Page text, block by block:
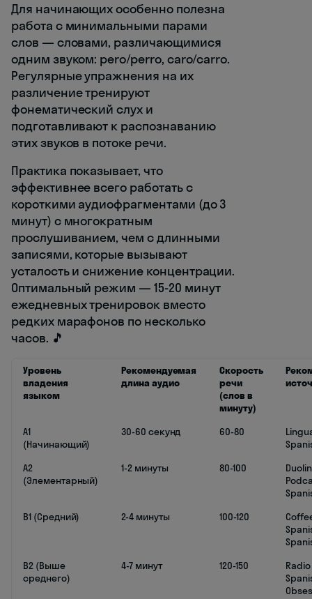
Для начинающих особенно полезна
работа с минимальными парами
слов — словами, различающимися
одним звуком: pero/perro, caro/carro.
Регулярные упражнения на их
различение тренируют
фонематический слух и
подготавливают к распознаванию
этих звуков в потоке речи.
Практика показывает, что
эффективнее всего работать с
короткими аудиофрагментами (до 3
минут) с многократным
прослушиванием, чем с длинными
записями, которые вызывают
усталость и снижение концентрации.
Оптимальный режим — 15-20 минут
ежедневных тренировок вместо
редких марафонов по несколько
часов. 🎵
Уровень
владения
языком
Рекомендуемая
длина аудио
Скорость
речи
(слов в
минуту)
A1
(Начинающий)
30-60 секунд 60-80
A2
(Элементарный)
1-2 минуты 80-100
B1 (Средний)
2-4 минуты 100-120
B2 (Выше
среднего)
4-7 минут 120-150